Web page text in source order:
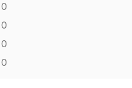
0
0
0
0